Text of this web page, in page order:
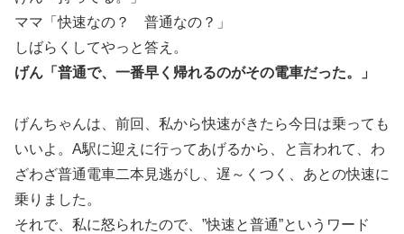
ママ「快速なの？ 普通なの？」
しばらくしてやっと答え。
げん「普通で、一番早く帰れるのがその電車だった。」
げんちゃんは、前回、私から快速がきたら今日は乗っても
いいよ。A駅に迎えに行ってあげるから、と言われて、わ
ざわざ普通電車二本見逃がし、遅～くつく、あとの快速に
乗りました。
それで、私に怒られたので、”快速と普通”というワード